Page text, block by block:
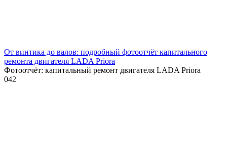
От винтика до валов: подробный фотоотчёт капитального
ремонта двигателя LADA Priora
Фотоотчёт: капитальный ремонт двигателя LADA Priora
042